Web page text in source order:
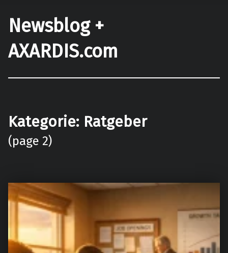
Newsblog +
AXARDIS.com
Kategorie: Ratgeber
(page 2)